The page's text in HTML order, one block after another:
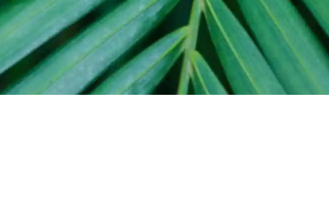
celebran la
innovación y la
excelencia en el
aprendizaje de